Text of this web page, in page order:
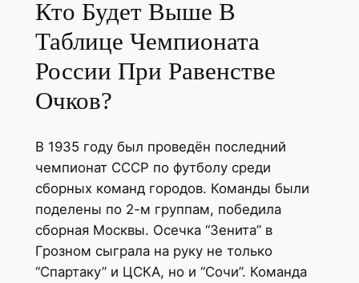
Кто Будет Выше В
Таблице Чемпионата
России При Равенстве
Очков?
В 1935 году был проведён последний
чемпионат СССР по футболу среди
сборных команд городов. Команды были
поделены по 2-м группам, победила
сборная Москвы. Осечка “Зенита” в
Грозном сыграла на руку не только
“Спартаку” и ЦСКА, но и “Сочи”. Команда